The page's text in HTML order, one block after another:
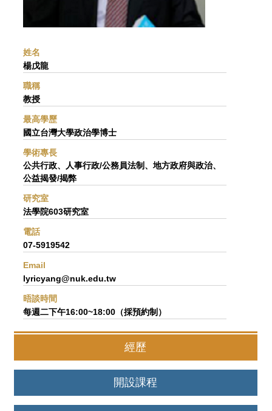
姓名
楊戊龍
職稱
教授
最高學歷
國立台灣大學政治學博士
學術專長
公共行政、人事行政/公務員法制、地方政府與政治、
公益揭發/揭弊
研究室
法學院603研究室
電話
07-5919542
Email
lyricyang@nuk.edu.tw
晤談時間
每週二下午16:00~18:00（採預約制）
經歷
開設課程